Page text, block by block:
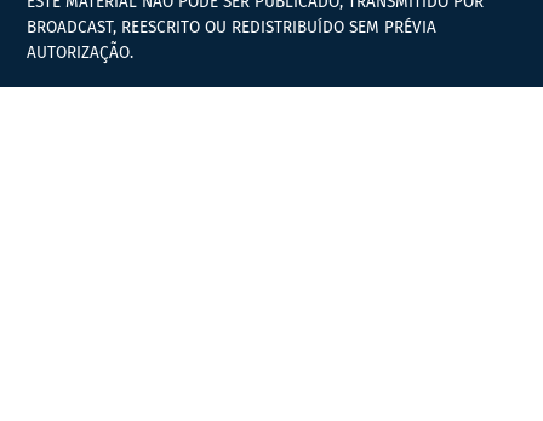
BROADCAST, REESCRITO OU REDISTRIBUÍDO SEM PRÉVIA
AUTORIZAÇÃO.